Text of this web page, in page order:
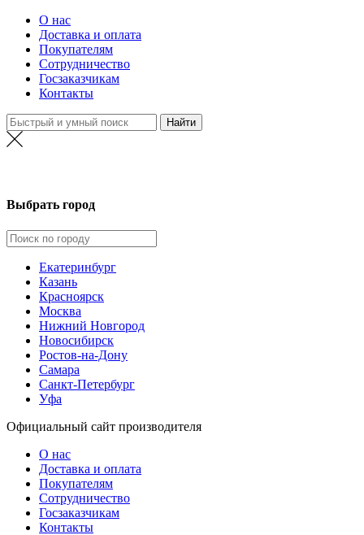
О нас
Доставка и оплата
Покупателям
Сотрудничество
Госзаказчикам
Контакты
Выбрать город
Екатеринбург
Казань
Красноярск
Москва
Нижний Новгород
Новосибирск
Ростов-на-Дону
Самара
Санкт-Петербург
Уфа
Официальный сайт производителя
О нас
Доставка и оплата
Покупателям
Сотрудничество
Госзаказчикам
Контакты